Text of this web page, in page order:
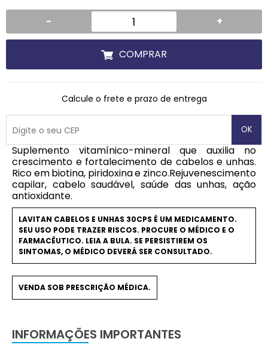
- +
COMPRAR
Calcule o frete e prazo de entrega
OK
Suplemento vitamínico-mineral que auxilia no
crescimento e fortalecimento de cabelos e unhas.
Rico em biotina, piridoxina e zinco.Rejuvenescimento
capilar, cabelo saudável, saúde das unhas, ação
antioxidante.
LAVITAN CABELOS E UNHAS 30CPS É UM MEDICAMENTO.
SEU USO PODE TRAZER RISCOS. PROCURE O MÉDICO E O
FARMACÊUTICO. LEIA A BULA. SE PERSISTIREM OS
SINTOMAS, O MÉDICO DEVERÁ SER CONSULTADO.
VENDA SOB PRESCRIÇÃO MÉDICA.
INFORMAÇÕES IMPORTANTES